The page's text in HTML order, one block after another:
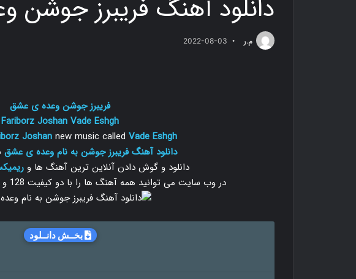
دانلود آهنگ فریبرز
م.ر 2022-08-03
فریبرز جوشن وعده ی عشق
Fariborz Joshan Vade Eshgh
Joshannew music called Vade Eshgh
دانلود آهنگ فریبرز جوشن به نام وعده ی عشق
دانلود و گوش دادن آنلاین ترین آهنگ ها و
در وب سایت می توانید همه آهنگ ها را با دو کیفیت 128 و 320
بخــش دانــلود